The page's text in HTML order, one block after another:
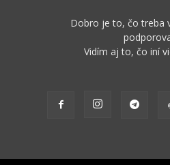
Dobro je to, čo treba
Vidím aj to, čo iní